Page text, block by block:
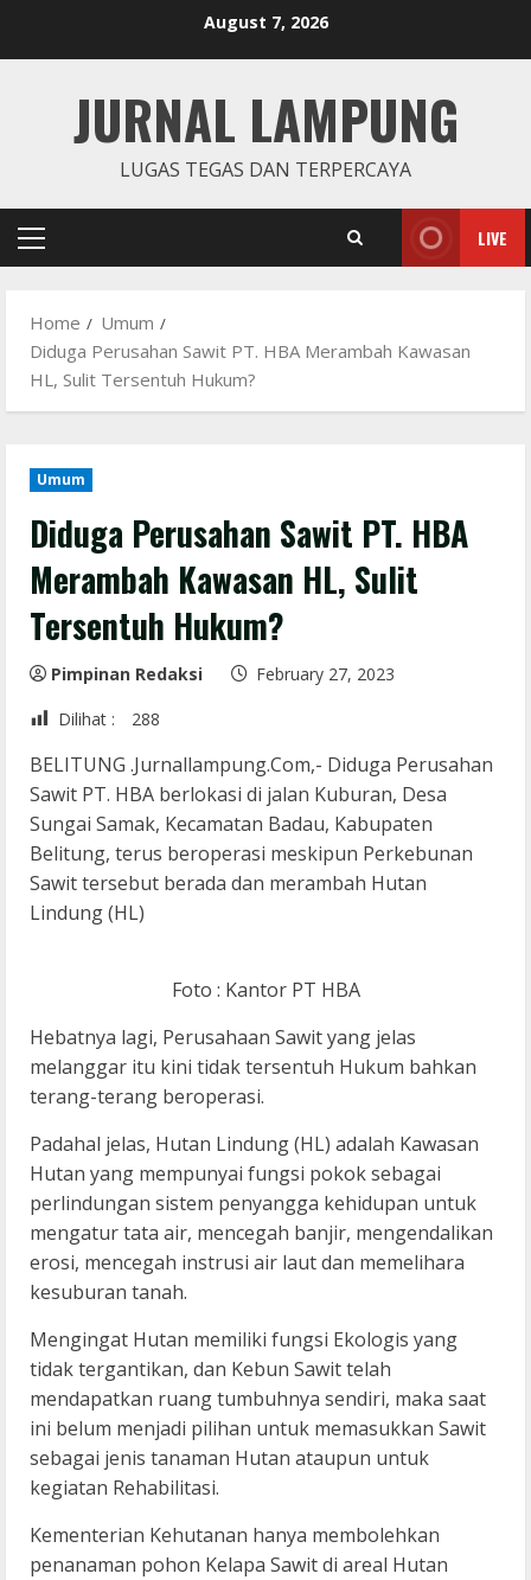
August 7, 2026
JURNAL LAMPUNG
LUGAS TEGAS DAN TERPERCAYA
Primary
LIVE
Home
Umum
Diduga Perusahan Sawit PT. HBA Merambah Kawasan
HL, Sulit Tersentuh Hukum?
Umum
Diduga Perusahan Sawit PT. HBA
Merambah Kawasan HL, Sulit
Tersentuh Hukum?
Pimpinan Redaksi
February 27, 2023
Dilihat :
288
BELITUNG .Jurnallampung.Com,- Diduga Perusahan
Sawit PT. HBA berlokasi di jalan Kuburan, Desa
Sungai Samak, Kecamatan Badau, Kabupaten
Belitung, terus beroperasi meskipun Perkebunan
Sawit tersebut berada dan merambah Hutan
Lindung (HL)
Foto : Kantor PT HBA
Hebatnya lagi, Perusahaan Sawit yang jelas
melanggar itu kini tidak tersentuh Hukum bahkan
terang-terang beroperasi.
Padahal jelas, Hutan Lindung (HL) adalah Kawasan
Hutan yang mempunyai fungsi pokok sebagai
perlindungan sistem penyangga kehidupan untuk
mengatur tata air, mencegah banjir, mengendalikan
erosi, mencegah instrusi air laut dan memelihara
kesuburan tanah.
Mengingat Hutan memiliki fungsi Ekologis yang
tidak tergantikan, dan Kebun Sawit telah
mendapatkan ruang tumbuhnya sendiri, maka saat
ini belum menjadi pilihan untuk memasukkan Sawit
sebagai jenis tanaman Hutan ataupun untuk
kegiatan Rehabilitasi.
Kementerian Kehutanan hanya membolehkan
penanaman pohon Kelapa Sawit di areal Hutan